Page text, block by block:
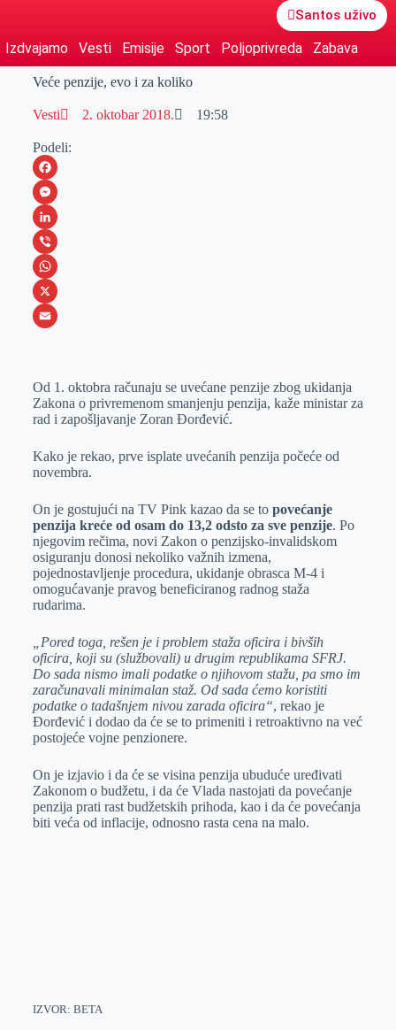
Santos uživo
Izdvajamo Vesti Emisije Sport Poljoprivreda Zabava
Veće penzije, evo i za koliko
Vesti 2. oktobar 2018. 19:58
Podeli:
F
a
c
e
b
o
M
e
s
s
e
e
r
L
i
n
k
I
n
V
i
b
W
h
s
A
p
X
a
i
Od 1. oktobra računaju se uvećane penzije zbog ukidanja
Zakona o privremenom smanjenju penzija, kaže ministar za
rad i zapošljavanje Zoran Đorđević.
Kako je rekao, prve isplate uvećanih penzija počeće od
novembra.
On je gostujući na TV Pink kazao da se topovećanje
penzija kreće od osam do 13,2 odsto za sve penzije. Po
njegovim rečima, novi Zakon o penzijsko-invalidskom
osiguranju donosi nekoliko važnih izmena,
pojednostavljenje procedura, ukidanje obrasca M-4 i
omogućavanje pravog beneficiranog radnog staža
rudarima.
„Pored toga, rešen je i problem staža oficira i bivših
oficira, koji su (službovali) u drugim republikama SFRJ.
Do sada nismo imali podatke o njihovom stažu, pa smo im
zaračunavali minimalan staž. Od sada ćemo koristiti
podatke o tadašnjem nivou zarada oficira“, rekao je
Đorđević i dodao da će se to primeniti i retroaktivno na već
postojeće vojne penzionere.
On je izjavio i da će se visina penzija ubuduće uređivati
Zakonom o budžetu, i da će Vlada nastojati da povećanje
penzija prati rast budžetskih prihoda, kao i da će povećanja
biti veća od inflacije, odnosno rasta cena na malo.
IZVOR: BETA